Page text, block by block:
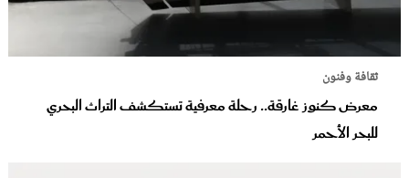
ثقافة وفنون
معرض كنوز غارقة.. رحلة معرفية تستكشف التراث البحري
للبحر الأحمر